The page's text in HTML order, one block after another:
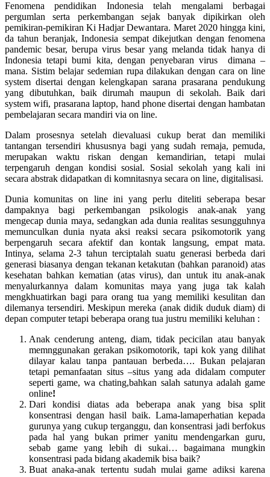
Fenomena pendidikan Indonesia telah mengalami berbagai
pergumlan serta perkembangan sejak banyak dipikirkan oleh
pemikiran-pemikiran Ki Hadjar Dewantara. Maret 2020 hingga kini,
da tahun beranjak, Indonesia sempat dikejutkan dengan fenomena
pandemic besar, berupa virus besar yang melanda tidak hanya di
Indonesia tetapi bumi kita, dengan penyebaran virus dimana –
mana. Sistim belajar sedemian rupa dilakukan dengan cara on line
system disertai dengan kelengkapan sarana prasarana pendukung
yang dibutuhkan, baik dirumah maupun di sekolah. Baik dari
system wifi, prasarana laptop, hand phone disertai dengan hambatan
pembelajaran secara mandiri via on line.
Dalam prosesnya setelah dievaluasi cukup berat dan memiliki
tantangan tersendiri khususnya bagi yang sudah remaja, pemuda,
merupakan waktu riskan dengan kemandirian, tetapi mulai
terpengaruh dengan kondisi sosial. Sosial sekolah yang kali ini
secara abstrak didapatkan di komnitasnya secara on line, digitalisasi.
Dunia komunitas on line ini yang perlu diteliti seberapa besar
dampaknya bagi perkembangan psikologis anak-anak yang
mengecap dunia maya, sedangkan ada dunia realitas sesungguhnya
memunculkan dunia nyata aksi reaksi secara psikomotorik yang
berpengaruh secara afektif dan kontak langsung, empat mata.
Intinya, selama 2-3 tahun terciptalah suatu generasi berbeda dari
generasi biasanya dengan tekanan ketakutan (bahkan paranoid) atas
kesehatan bahkan kematian (atas virus), dan untuk itu anak-anak
menyalurkannya dalam komunitas maya yang juga tak kalah
mengkhuatirkan bagi para orang tua yang memiliki kesulitan dan
dilemanya tersendiri. Meskipun mereka (anak didik duduk diam) di
depan computer tetapi beberapa orang tua justru memiliki keluhan :
Anak cenderung anteng, diam, tidak pecicilan atau banyak
memnggunakan gerakan psikomotorik, tapi kok yang dilihat
dilayar kalau tanpa pantauan berbeda…. Bukan pelajaran
tetapi pemanfaatan situs –situs yang ada didalam computer
seperti game, wa chating,bahkan salah satunya adalah game
online!
Dari kondisi diatas ada beberapa anak yang bisa split
konsentrasi dengan hasil baik. Lama-lamaperhatian kepada
gurunya yang cukup terganggu, dan konsentrasi jadi berfokus
pada hal yang bukan primer yanitu mendengarkan guru,
sebab game yang lebih di sukai… bagaimana mungkin
konsentrasi pada bidang akademik bisa baik?
Buat anaka-anak tertentu sudah mulai game adiksi karena